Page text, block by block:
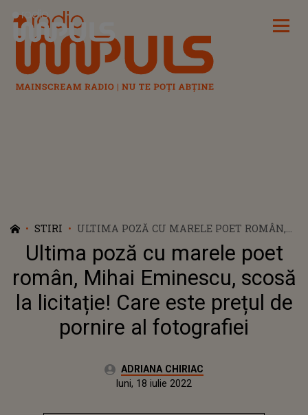
Radio Impuls
STIRI
ULTIMA POZĂ CU MARELE POET ROMÂN,
MIHAI EMINESCU, SCOSĂ LA LICITAȚIE!
CARE ESTE PREȚUL DE PORNIRE AL
FOTOGRAFIEI
Ultima poză cu marele poet
român, Mihai Eminescu, scosă
la licitație! Care este prețul de
pornire al fotografiei
Autor:ADRIANA CHIRIAC
Actualizat:
luni, 18 iulie 2022